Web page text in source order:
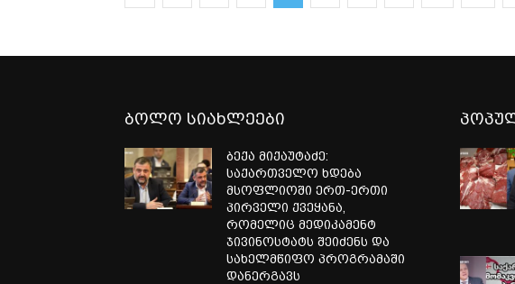
ბოლო სიახლეები
ბექა მიქაუტაძე:
საქართველო ხდება
მსოფლიოში ერთ-ერთი
პირველი ქვეყანა,
რომელიც მედიკამენტ
ჯივინოსტატს შეიძენს და
სახელმწიფო პროგრამაში
დანერგავს